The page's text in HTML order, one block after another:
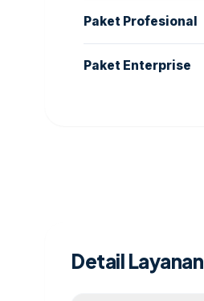
Paket Profesional
Paket Enterprise
Detail Layanan